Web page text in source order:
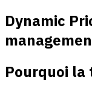
Dynamic
Pourquoi